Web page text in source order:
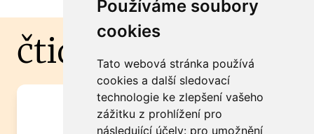
Používáme soubory
cookies
Tato webová stránka používá
cookies a další sledovací
technologie ke zlepšení vašeho
zážitku z prohlížení pro
následující účely: pro umožnění
čtidoma.cz
Máte zajímavou informaci? Chcete
spolupracovat?